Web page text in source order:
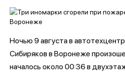
Ночью 9 августа в
Сибиряков в Воронеже
началось около 00:36 в